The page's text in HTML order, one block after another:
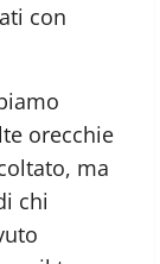
con
orecchie
ma
chi